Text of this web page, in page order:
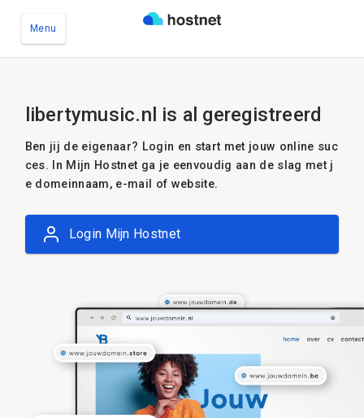
Menu
libertymusic.nl is al geregistreerd
Ben jij de eigenaar? Login en start met jouw online suc
ces. In Mijn Hostnet ga je eenvoudig aan de slag met j
e domeinnaam, e-mail of website.
Login Mijn Hostnet